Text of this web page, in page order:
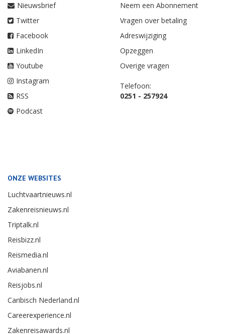
Nieuwsbrief
Twitter
Facebook
LinkedIn
Youtube
Instagram
RSS
Podcast
Neem een Abonnement
Vragen over betaling
Adreswijziging
Opzeggen
Overige vragen
Telefoon:
0251 - 257924
ONZE WEBSITES
Luchtvaartnieuws.nl
Zakenreisnieuws.nl
Triptalk.nl
Reisbizz.nl
Reismedia.nl
Aviabanen.nl
Reisjobs.nl
Caribisch Nederland.nl
Careerexperience.nl
Zakenreisawards.nl